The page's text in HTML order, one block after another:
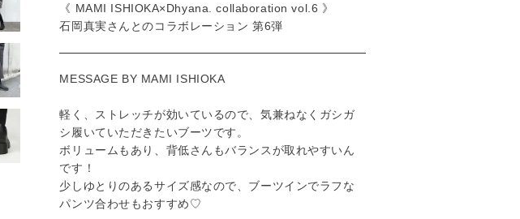
《 MAMI ISHIOKA×Dhyana. collaboration vol.6 》
石岡真実さんとのコラボレーション 第6弾
MESSAGE BY MAMI ISHIOKA
軽く、ストレッチが効いているので、気兼ねなくガシガ
シ履いていただきたいブーツです。
ボリュームもあり、背低さんもバランスが取れやすいん
です！
少しゆとりのあるサイズ感なので、ブーツインでラフな
パンツ合わせもおすすめ♡